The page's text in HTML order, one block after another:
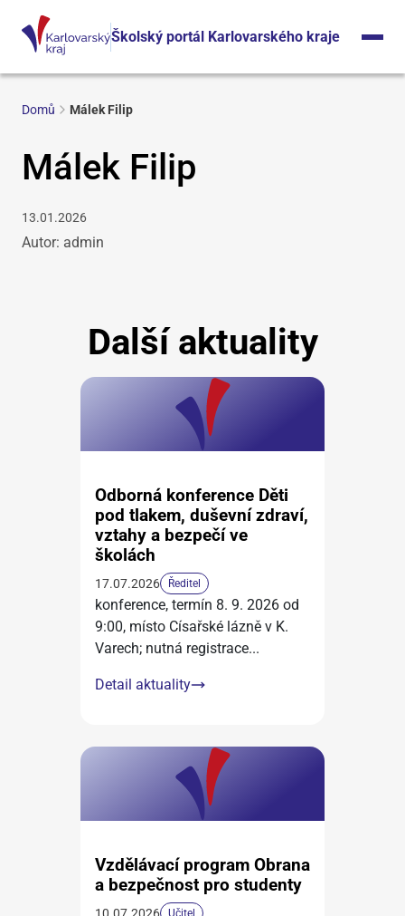
Školský portál Karlovarského kraje
Domů Málek Filip
Málek Filip
13.01.2026
Autor: admin
Další aktuality
Odborná konference Děti
pod tlakem, duševní zdraví,
vztahy a bezpečí ve
školách
17.07.2026 Ředitel
konference, termín 8. 9. 2026 od
9:00, místo Císařské lázně v K.
Varech; nutná registrace...
Detail aktuality
Vzdělávací program Obrana
a bezpečnost pro studenty
Učitel